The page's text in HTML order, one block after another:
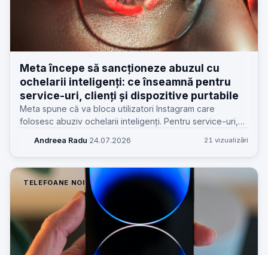
Meta începe să sancționeze abuzul cu
ochelarii inteligenți: ce înseamnă pentru
service-uri, clienți și dispozitive purtabile
Meta spune că va bloca utilizatori Instagram care
folosesc abuziv ochelarii inteligenți. Pentru service-uri,
confidențialitate și așteptări noi de la clienți.
Andreea Radu·24.07.2026 21 vizualizări
TELEFOANE NOI